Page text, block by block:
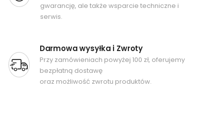
gwarancję, ale także wsparcie techniczne i
serwis.
Darmowa wysyłka i Zwroty
Przy zamówieniach powyżej 100 zł, oferujemy
bezpłatną dostawę
oraz możliwość zwrotu produktów.